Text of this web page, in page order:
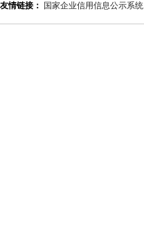
友情链接： 国家企业信用信息公示系统